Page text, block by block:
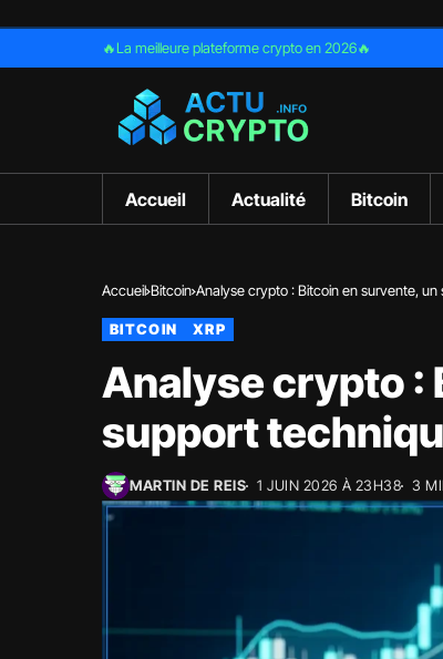
🔥La meilleure plateforme crypto en 2026🔥
Accueil Actualité Bitcoin
Accueil Bitcoin Analyse crypto : Bitcoin en survente,
BITCOIN XRP
Analyse crypto :
support
MARTIN DE REIS 1 JUIN 2026 À 23H38 3